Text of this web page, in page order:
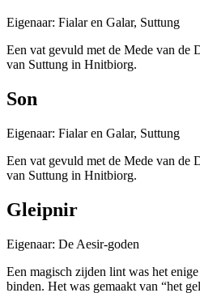
Eigenaar: Fialar en Galar, Suttung
Een vat gevuld met de Mede van de
van Suttung in Hnitbiorg.
Son
Eigenaar: Fialar en Galar, Suttung
Een vat gevuld met de Mede van de
van Suttung in Hnitbiorg.
Gleipnir
Eigenaar: De Aesir-goden
Een magisch zijden lint was het
binden. Het was gemaakt van “het